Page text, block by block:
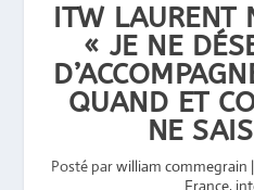
ITW LAURENT
« JE NE
QUAND ET
NE
Posté parwilliam commegrain |
France,